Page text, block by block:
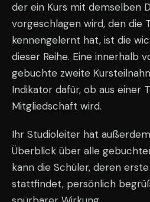
der ein Kurs mit demselben
vorgeschlagen wird, den die
kennengelernt hat, ist die
dieser Reihe. Eine innerhalb
gebuchte zweite
Indikator dafür, ob aus einer
Mitgliedschaft wird.
Ihr Studioleiter hat
Überblick über alle
kann die Schüler, deren
stattfindet, persönlich